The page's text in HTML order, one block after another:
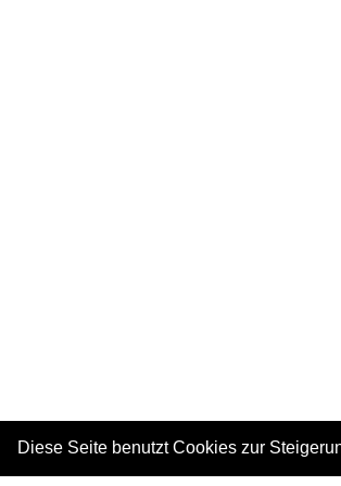
Diese Seite benutzt Cookies zur